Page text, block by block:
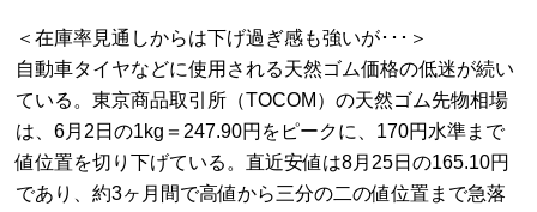
＜在庫率見通しからは下げ過ぎ感も強いが･･･＞
自動車タイヤなどに使用される天然ゴム価格の低迷が続い
ている。東京商品取引所（TOCOM）の天然ゴム先物相場
は、6月2日の1kg＝247.90円をピークに、170円水準まで
値位置を切り下げている。直近安値は8月25日の165.10円
であり、約3ヶ月間で高値から三分の二の値位置まで急落